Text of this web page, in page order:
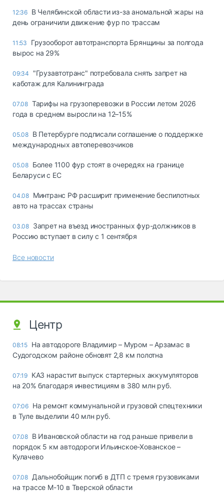
12:36 В Челябинской области из-за аномальной жары на
день ограничили движение фур по трассам
11:53
Грузооборот автотранспорта Брянщины за полгода
вырос на 29%
09:34
"Грузавтотранс" потребовала снять запрет на
каботаж для Калининграда
07.08 Тарифы на грузоперевозки в России летом 2026
года в среднем выросли на 12–15%
05.08 В Петербурге подписали соглашение о поддержке
международных автоперевозчиков
05.08 Более 1100 фур стоят в очередях на границе
Беларуси с ЕС
04.08 Минтранс РФ расширит применение беспилотных
авто на трассах страны
03.08 Запрет на въезд иностранных фур-должников в
Россию вступает в силу с 1 сентября
Все новости
Центр
08:15 На автодороге Владимир – Муром – Арзамас в
Судогодском районе обновят 2,8 км полотна
07:19 КАЗ нарастит выпуск стартерных аккумуляторов
на 20% благодаря инвестициям в 380 млн руб.
07:06 На ремонт коммунальной и грузовой спецтехники
в Туле выделили 40 млн руб.
07.08 В Ивановской области на год раньше привели в
порядок 5 км автодороги Ильинское-Хованское –
Кулачево
07.08 Дальнобойщик погиб в ДТП с тремя грузовиками
на трассе М-10 в Тверской области